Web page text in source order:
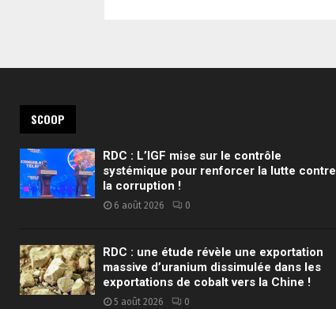
SCOOP
RDC : L’IGF mise sur le contrôle
systémique pour renforcer la lutte contre
la corruption !
6 août 2026 0
RDC : une étude révèle une exportation
massive d’uranium dissimulée dans les
exportations de cobalt vers la Chine !
5 août 2026 0